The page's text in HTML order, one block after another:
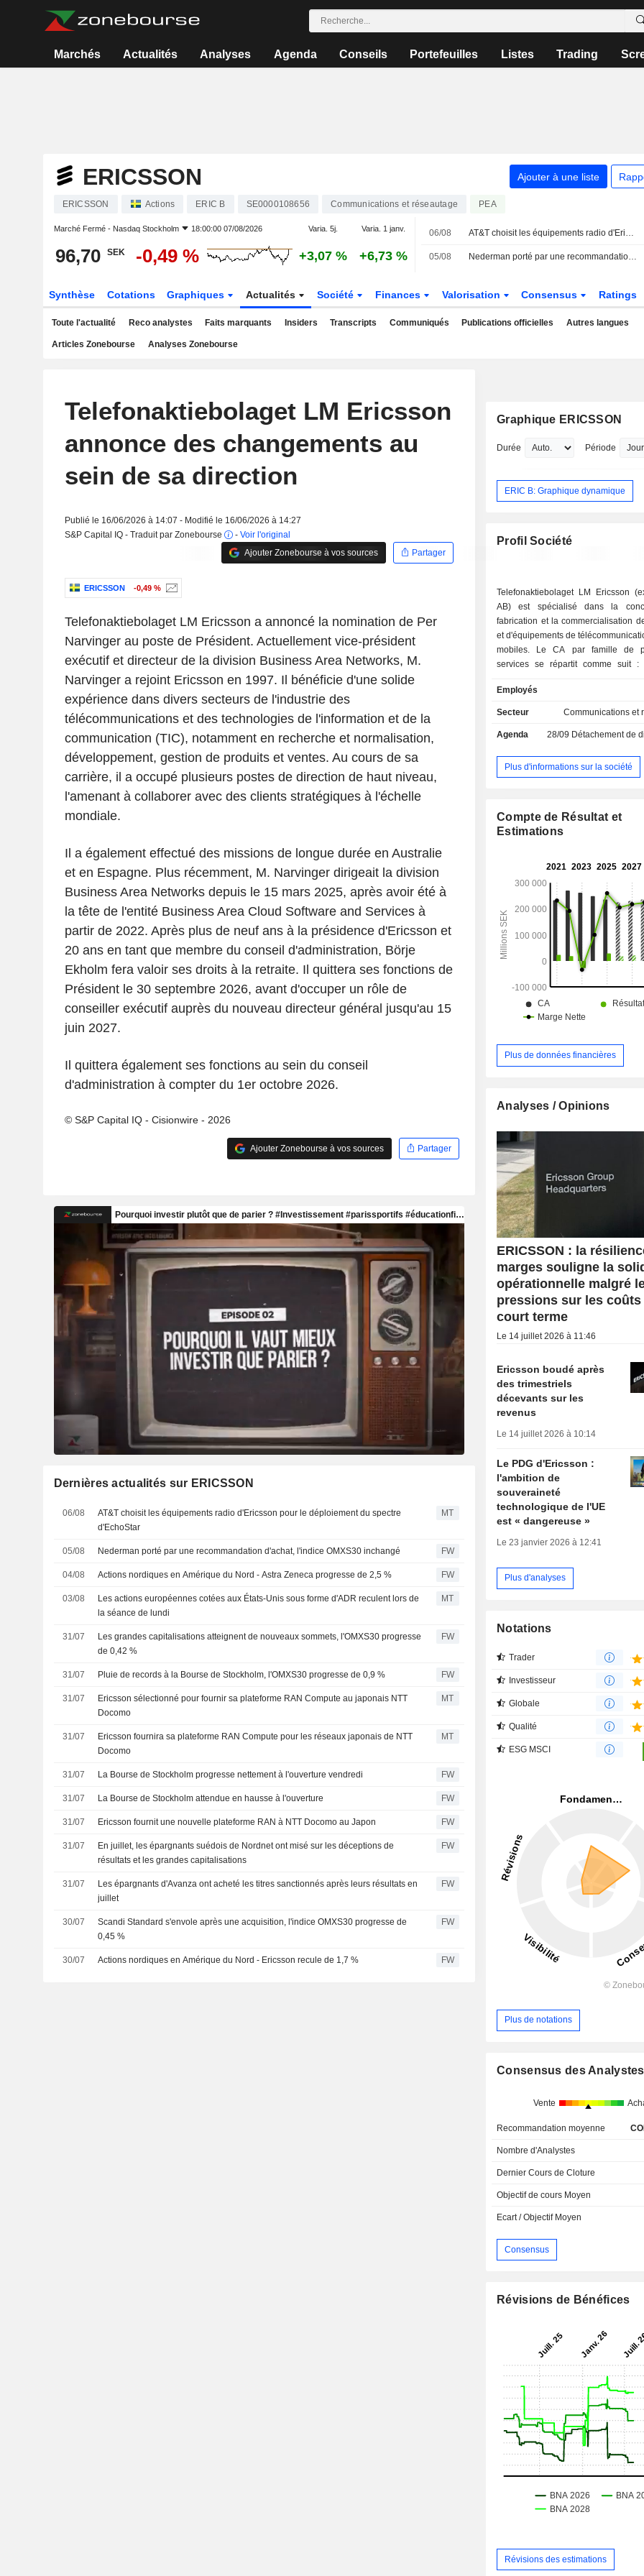
Marchés Actualités Analyses Agenda Conseils Portefeuilles Listes Trading
ERICSSON Ajouter à une liste
ERICSSON Actions ERIC B SE0000108656 Communications et réseautage PEA
Marché Fermé - Nasdaq Stockholm 18:00:00 07/08/2026 Varia. 5j. Varia. 1 janv.
96,70 SEK -0,49 % +3,07 % +6,73 %
06/08 AT&T choisit les équipements radio d'Ericsson pour le déploiement du spectre d'EchoStar
05/08 Nederman porté par une recommandation d'achat, l'indice OMXS30 inchangé
Synthèse Cotations Graphiques Actualités Société Finances Valorisation Consensus Ratings
Toute l'actualité Reco analystes Faits marquants Insiders Transcripts Communiqués Publications officielles Autres langues
Articles Zonebourse Analyses Zonebourse
Telefonaktiebolaget LM Ericsson
annonce des changements au
sein de sa direction
Publié le 16/06/2026 à 14:07 - Modifié le 16/06/2026 à 14:27
S&P Capital IQ - Traduit par Zonebourse
- Voir l'original
Ajouter Zonebourse à vos sources
Partager
ERICSSON -0,49 %
Telefonaktiebolaget LM Ericsson a annoncé la nomination de Per
Narvinger au poste de Président. Actuellement vice-président
exécutif et directeur de la division Business Area Networks, M.
Narvinger a rejoint Ericsson en 1997. Il bénéficie d'une solide
expérience dans divers secteurs de l'industrie des
télécommunications et des technologies de l'information et de la
communication (TIC), notamment en recherche et normalisation,
développement, gestion de produits et ventes. Au cours de sa
carrière, il a occupé plusieurs postes de direction de haut niveau,
l'amenant à collaborer avec des clients stratégiques à l'échelle
mondiale.
Il a également effectué des missions de longue durée en Australie
et en Espagne. Plus récemment, M. Narvinger dirigeait la division
Business Area Networks depuis le 15 mars 2025, après avoir été à
la tête de l'entité Business Area Cloud Software and Services à
partir de 2022. Après plus de neuf ans à la présidence d'Ericsson et
20 ans en tant que membre du conseil d'administration, Börje
Ekholm fera valoir ses droits à la retraite. Il quittera ses fonctions de
Président le 30 septembre 2026, avant d'occuper un rôle de
conseiller exécutif auprès du nouveau directeur général jusqu'au 15
juin 2027.
Il quittera également ses fonctions au sein du conseil
d'administration à compter du 1er octobre 2026.
© S&P Capital IQ - Cisionwire - 2026
Ajouter Zonebourse à vos sources Partager
Dernières actualités sur ERICSSON
06/08
AT&T choisit les équipements radio d'Ericsson pour le déploiement du spectre
d'EchoStar
MT
05/08 Nederman porté par une recommandation d'achat, l'indice OMXS30 inchangé FW
04/08 Actions nordiques en Amérique du Nord - Astra Zeneca progresse de 2,5 % FW
03/08
Les actions européennes cotées aux États-Unis sous forme d'ADR reculent lors de
la séance de lundi
MT
31/07
Les grandes capitalisations atteignent de nouveaux sommets, l'OMXS30 progresse
de 0,42 %
FW
31/07 Pluie de records à la Bourse de Stockholm, l'OMXS30 progresse de 0,9 % FW
31/07
Ericsson sélectionné pour fournir sa plateforme RAN Compute au japonais NTT
Docomo
MT
31/07
Ericsson fournira sa plateforme RAN Compute pour les réseaux japonais de NTT
Docomo
MT
31/07 La Bourse de Stockholm progresse nettement à l'ouverture vendredi FW
31/07 La Bourse de Stockholm attendue en hausse à l'ouverture FW
31/07 Ericsson fournit une nouvelle plateforme RAN à NTT Docomo au Japon FW
31/07
En juillet, les épargnants suédois de Nordnet ont misé sur les déceptions de
résultats et les grandes capitalisations
FW
31/07
Les épargnants d'Avanza ont acheté les titres sanctionnés après leurs résultats en
juillet
FW
30/07
Scandi Standard s'envole après une acquisition, l'indice OMXS30 progresse de
0,45 %
FW
30/07 Actions nordiques en Amérique du Nord - Ericsson recule de 1,7 % FW
Graphique ERICSSON
Durée Période
ERIC B: Graphique dynamique
Profil Société
Telefonaktiebolaget LM Ericsson
AB) est spécialisé dans la
fabrication et la commercialisation
et d'équipements de
mobiles. Le CA par famille de
services se répartit comme suit : -
contrôle de réseaux et d'intégration
; - systèmes et équipements de téléphonie et de
(23,3%).
Employés
Secteur Communications et
Agenda 28/09 Détachement de
Plus d'informations sur la société
Compte de Résultat et
Estimations
Plus de données financières
Analyses / Opinions
ERICSSON : la
marges souligne la
opérationnelle malgré
pressions sur les coûts
court terme
Le 14 juillet 2026 à 11:46
Ericsson boudé après
des trimestriels
décevants sur les
revenus
Le 14 juillet 2026 à 10:14
Le PDG d'Ericsson :
l'ambition de
souveraineté
technologique de l'UE
est « dangereuse »
Le 23 janvier 2026 à 12:41
Plus d'analyses
Notations
Trader
Investisseur
Globale
Qualité
ESG MSCI
Plus de notations
Consensus des Analystes
Vente
Recommandation moyenne
Nombre d'Analystes
Dernier Cours de Cloture
Objectif de cours Moyen
Ecart / Objectif Moyen
Consensus
Révisions de Bénéfices
Révisions des estimations